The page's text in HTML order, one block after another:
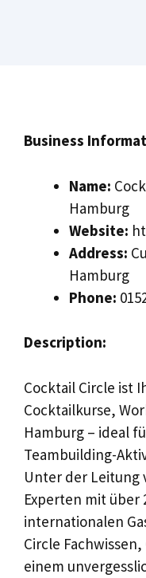
Business
Name:
Hamburg
Website:
Address:
Hamburg
Phone:
Description:
Cocktail Circle ist
Cocktailkurse,
Hamburg – ideal
Teambuilding-
Unter der Leitung
Experten mit über
internationalen
Circle
einem